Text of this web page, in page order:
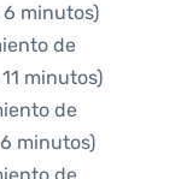
minutos)
de
minutos)
de
minutos)